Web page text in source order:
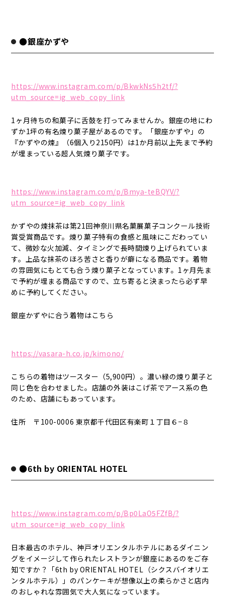
●銀座かずや
https://www.instagram.com/p/BkwkNs5h2tf/?
utm_source=ig_web_copy_link
1ヶ月待ちの和菓子に舌鼓を打ってみませんか。銀座の地にわ
ずか1坪の有名煉り菓子屋があるのです。「銀座かずや」の
『かずやの煉』（6個入り2150円）は1か月前以上先まで予約
が埋まっている超人気煉り菓子です。
https://www.instagram.com/p/Bmya-teBQYV/?
utm_source=ig_web_copy_link
かずやの煉抹茶は第21回神奈川県名菓展菓子コンクール技術
賞受賞商品です。煉り菓子特有の食感と風味にこだわってい
て、微妙な火加減、タイミングで長時間煉り上げられていま
す。上品な抹茶のほろ苦さと香りが癖になる商品です。着物
の雰囲気にもとても合う煉り菓子となっています。1ヶ月先ま
で予約が埋まる商品ですので、立ち寄ると決まったら必ず早
めに予約してください。
銀座かずやに合う着物はこちら
https://vasara-h.co.jp/kimono/
こちらの着物はツースター（5,900円）。濃い緑の煉り菓子と
同じ色を合わせました。店舗の外装はこげ茶でアース系の色
のため、店舗にもあっています。
住所 〒100-0006 東京都千代田区有楽町１丁目６−８
●6th by ORIENTAL HOTEL
https://www.instagram.com/p/Bp0LaO5FZfB/?
utm_source=ig_web_copy_link
日本最古のホテル、神戸オリエンタルホテルにあるダイニン
グをイメージして作られたレストランが銀座にあるのをご存
知ですか？「6th by ORIENTAL HOTEL（シクスバイオリエ
ンタルホテル）」のパンケーキが想像以上の柔らかさと店内
のおしゃれな雰囲気で大人気になっています。